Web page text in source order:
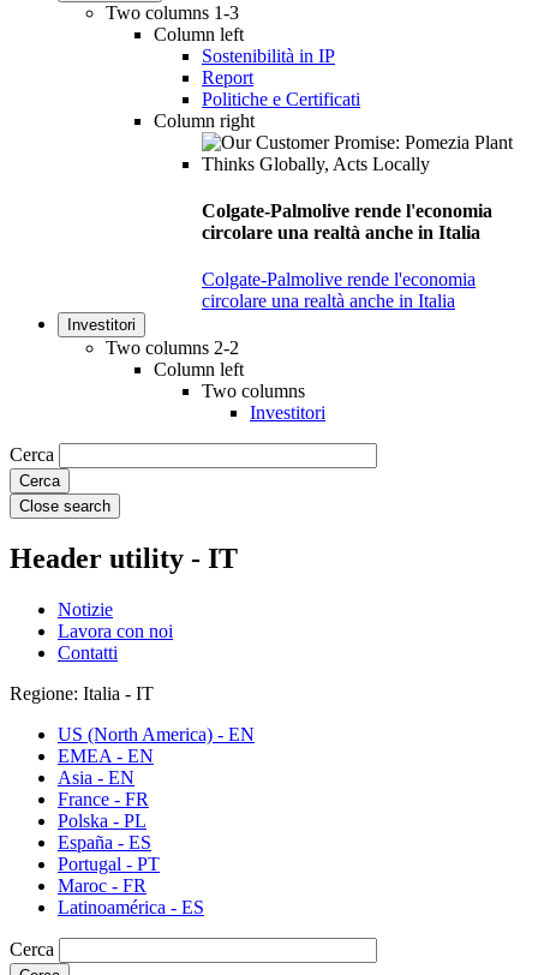
Two columns 1-3
Column left
Sostenibilità in IP
Report
Politiche e Certificati
Column right
Colgate-Palmolive rende l'economia
circolare una realtà anche in Italia
Colgate-Palmolive rende l'economia
circolare una realtà anche in Italia
Investitori
Two columns 2-2
Column left
Two columns
Investitori
Cerca
Close search
Header utility - IT
Notizie
Lavora con noi
Contatti
Regione: Italia - IT
US (North America) - EN
EMEA - EN
Asia - EN
France - FR
Polska - PL
España - ES
Portugal - PT
Maroc - FR
Latinoamérica - ES
Cerca